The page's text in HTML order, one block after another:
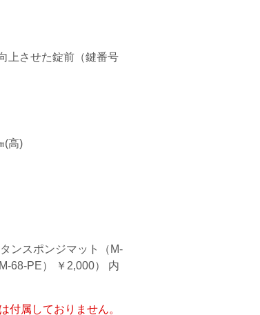
上させた錠前（鍵番号
(高)
ンスポンジマット（M-
68-PE） ￥2,000） 内
付属しておりません。